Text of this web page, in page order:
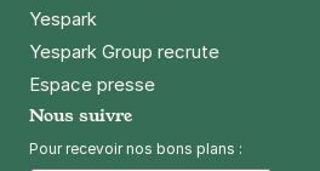
12 rue du Dr
Réserver
Yespark
Yespark Group recrute
Espace presse
Nous suivre
Pour recevoir nos bons plans :